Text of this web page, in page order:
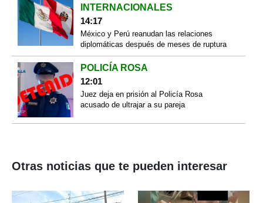
INTERNACIONALES
14:17
México y Perú reanudan las relaciones
diplomáticas después de meses de ruptura
POLICÍA ROSA
12:01
Juez deja en prisión al Policía Rosa
acusado de ultrajar a su pareja
Otras noticias que te pueden interesar